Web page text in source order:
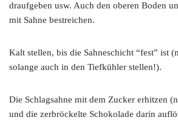
draufgeben usw. Auch den oberen Boden
mit Sahne bestreichen.
Kalt stellen, bis die Sahneschicht “fest” ist
solange auch in den Tiefkühler stellen!).
Die Schlagsahne mit dem Zucker erhitzen
und die zerbröckelte Schokolade darin